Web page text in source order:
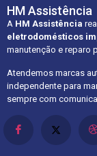
HM Assistência
A HM Assistência
eletrodomésticos
manutenção e reparo
Atendemos marcas
independente para
sempre com